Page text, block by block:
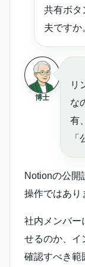
共有ボタ
夫ですか
博士
リ
な
有
Notionの公開
操作ではあり
社内メンバー
せるのか、イ
確認すべき範